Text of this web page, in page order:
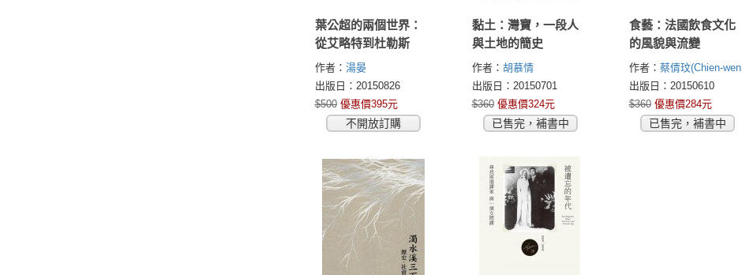
葉公超的兩個世界：
從艾略特到杜勒斯
作者： 湯晏
出版日：20150826
$500 優惠價395元
不開放訂購
黏土：灣寶，一段人
與土地的簡史
作者： 胡慕情
出版日：20150701
$360 優惠價324元
已售完，補書中
食藝：法國飲食文化
的風貌與流變
作者： 蔡倩玟(Chien-wen
Tsai)
出版日：20150610
$360 優惠價284元
已售完，補書中